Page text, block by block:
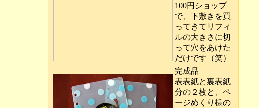
100円ショップ
で、下敷きを買
ってきてリフィ
ルの大きさに切
って穴をあけた
だけです（笑）
完成品
表表紙と裏表紙
分の２枚と、ペ
ージめくり様の